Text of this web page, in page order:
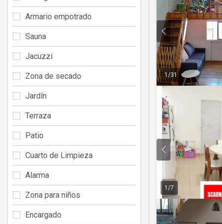
1/31
1 /7
Armario empotrado
Sauna
Jacuzzi
Zona de secado
Jardín
Terraza
Patio
Cuarto de Limpieza
Alarma
Zona para niños
Encargado